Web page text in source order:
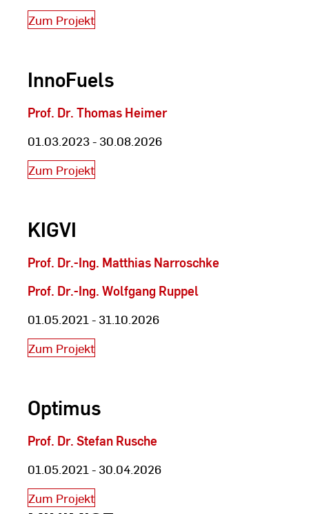
Zum Projekt
InnoFuels
Prof. Dr. Thomas Heimer
01.03.2023 - 30.08.2026
Zum Projekt
KIGVI
Prof. Dr.-Ing. Matthias Narroschke
Prof. Dr.-Ing. Wolfgang Ruppel
01.05.2021 - 31.10.2026
Zum Projekt
Optimus
Prof. Dr. Stefan Rusche
01.05.2021 - 30.04.2026
Zum Projekt